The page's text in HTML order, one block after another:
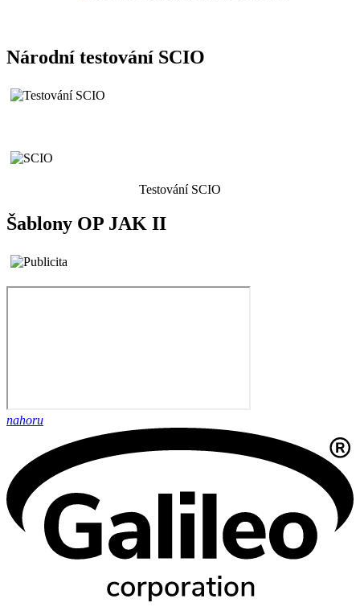
Národní testování SCIO
Testování SCIO
Šablony OP JAK II
nahoru